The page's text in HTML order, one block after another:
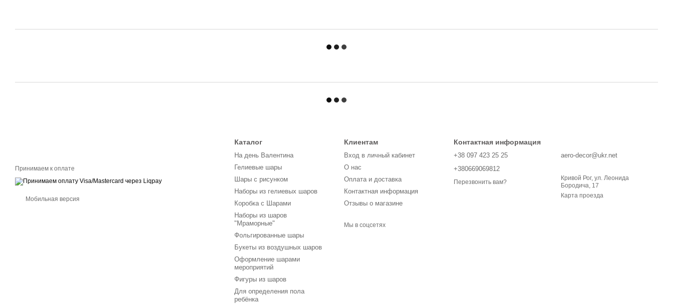
Принимаем к оплате
Мобильная версия
Каталог
На день Валентина
Гелиевые шары
Шары с рисунком
Наборы из гелиевых шаров
Коробка с Шарами
Наборы из шаров
"Мраморные"
Фольгированные шары
Букеты из воздушных шаров
Оформление шарами
мероприятий
Фигуры из шаров
Для определения пола
ребёнка
Клиентам
Вход в личный кабинет
О нас
Оплата и доставка
Контактная информация
Отзывы о магазине
Мы в соцсетях
Контактная информация
+38 097 423 25 25
+380669069812
Перезвонить вам?
aero-decor@ukr.net
Кривой Рог, ул. Леонида
Бородича, 17
Карта проезда